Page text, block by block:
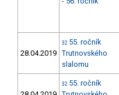
28.04.2019
32 55. ročník
Trutnovského
slalomu
32 55. ročník